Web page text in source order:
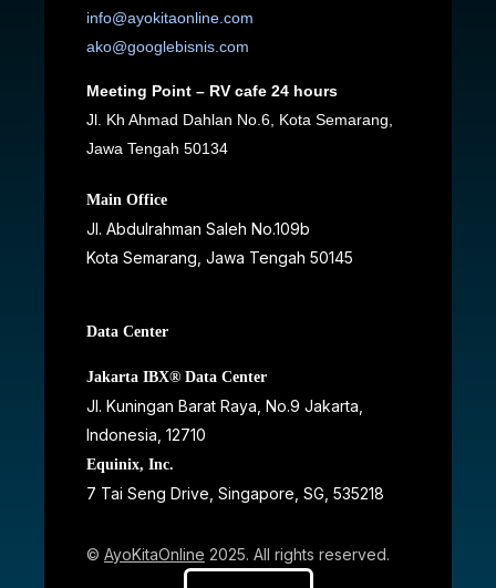
info@ayokitaonline.com
ako@googlebisnis.com
Meeting Point – RV cafe 24 hours
Jl. Kh Ahmad Dahlan No.6, Kota Semarang,
Jawa Tengah 50134
Main Office
Jl. Abdulrahman Saleh No.109b
Kota Semarang, Jawa Tengah 50145
Data Center
Jakarta IBX® Data Center
JI. Kuningan Barat Raya, No.9 Jakarta,
Indonesia, 12710
Equinix, Inc.
7 Tai Seng Drive, Singapore, SG, 535218
© AyoKitaOnline 2025. All rights reserved.